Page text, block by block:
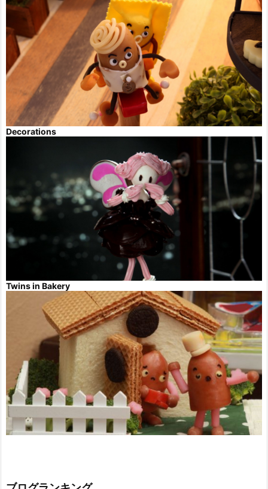
Decorations
Twins in Bakery